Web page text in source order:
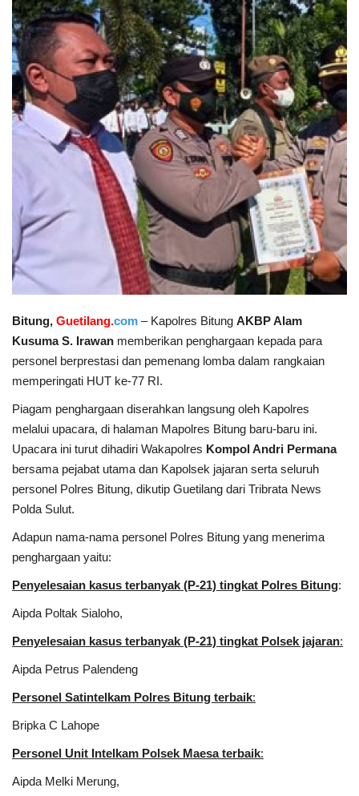
Keamanan
Kejahatan
Cybers Event
UMKM & Ekonomi Kreatif
Pekerja Migran Indonesia
Ekonomi
Pendidikan
Informasi Journalism
Olahraga
Layanan Publik
Perempuan/Anak
Bitung, Guetilang.com – Kapolres Bitung AKBP Alam
Kusuma S. Irawan memberikan penghargaan kepada para
personel berprestasi dan pemenang lomba dalam rangkaian
memperingati HUT ke-77 RI.
Piagam penghargaan diserahkan langsung oleh Kapolres
melalui upacara, di halaman Mapolres Bitung baru-baru ini.
Upacara ini turut dihadiri Wakapolres Kompol Andri Permana
bersama pejabat utama dan Kapolsek jajaran serta seluruh
personel Polres Bitung, dikutip Guetilang dari Tribrata News
Polda Sulut.
Adapun nama-nama personel Polres Bitung yang menerima
penghargaan yaitu:
Penyelesaian kasus terbanyak (P-21) tingkat Polres Bitung:
Aipda Poltak Sialoho,
Penyelesaian kasus terbanyak (P-21) tingkat Polsek jajaran:
Aipda Petrus Palendeng
Personel Satintelkam Polres Bitung terbaik:
Bripka C Lahope
Personel Unit Intelkam Polsek Maesa terbaik:
Aipda Melki Merung,